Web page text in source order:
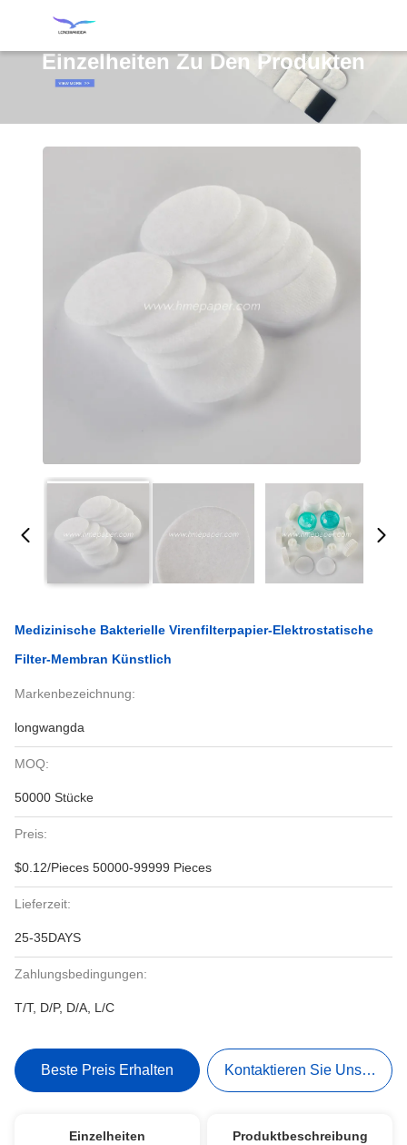
Einzelheiten Zu Den Produkten
Medizinische Bakterielle Virenfilterpapier-Elektrostatische
Filter-Membran Künstlich
Markenbezeichnung:
longwangda
MOQ:
50000 Stücke
Preis:
$0.12/Pieces 50000-99999 Pieces
Lieferzeit:
25-35DAYS
Zahlungsbedingungen:
T/T, D/P, D/A, L/C
Beste Preis Erhalten Kontaktieren Sie Uns Jetzt
Einzelheiten Produktbeschreibung